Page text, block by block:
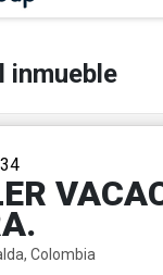
inmueble
Colombia